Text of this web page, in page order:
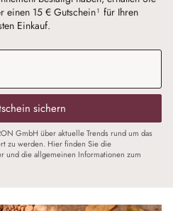
einen 15 € Gutschein¹ für Ihren
Einkauf.
sichern
GmbH über aktuelle Trends rund um das
zu werden. Hier finden Sie die
und die allgemeinen Informationen zum